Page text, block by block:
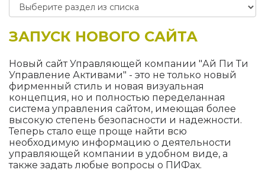
ЗАПУСК НОВОГО САЙТА
Новый сайт Управляющей компании "Ай Пи Ти
Управление Активами" - это не только новый
фирменный стиль и новая визуальная
концепция, но и полностью переделанная
система управления сайтом, имеющая более
высокую степень безопасности и надежности.
Теперь стало еще проще найти всю
необходимую информацию о деятельности
управляющей компании в удобном виде, а
также задать любые вопросы о ПИФах.